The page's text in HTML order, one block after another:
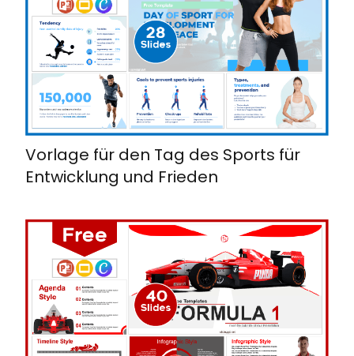
Vorlage für den Tag des Sports für
Entwicklung und Frieden